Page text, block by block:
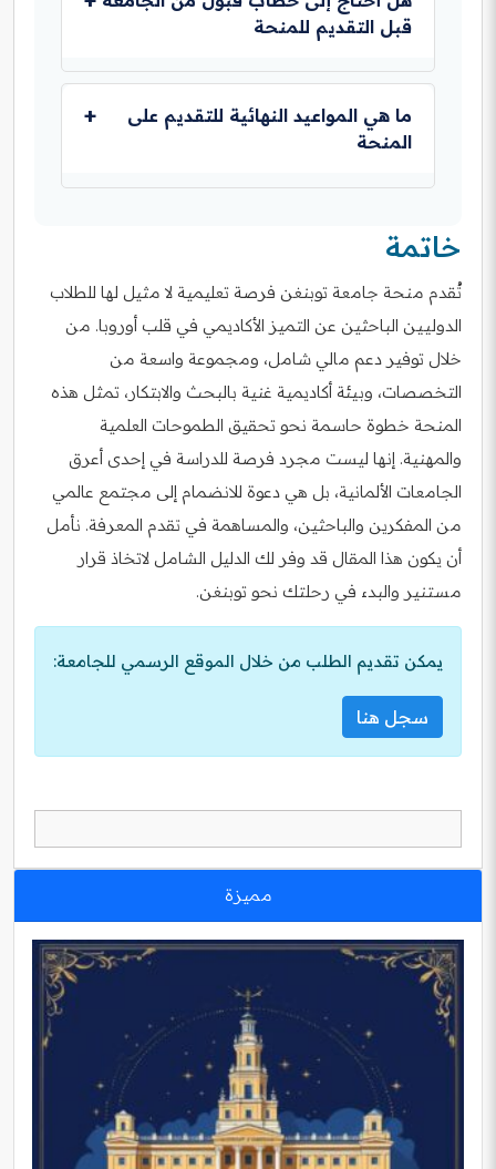
الدراسية. يتضمن ذلك مصروفًا شهريًا للسكن
والنفقات اليومية، وقد يشمل أيضًا التأمين الصحي
وتكاليف السفر.
قبل التقديم للمنحة
في بعض الحالات، قد يكون الحصول على خطاب قبول
من الجامعة شرطًا مسبقًا للتقديم على المنحة. وفي
حالات أخرى، يمكن التقديم على المنحة والجامعة في
المحددة للمنحة التي تتقدم لها.
ما هي المواعيد النهائية للتقديم على
المنحة
مراجعة الموقع الرسمي لجامعة توبنغن أو موقع
المنحة المعنية لمعرفة المواعيد الدقيقة للفصل
الدراسي الذي ترغب في الالتحاق به.
خاتمة
تُقدم منحة جامعة توبنغن فرصة تعليمية لا مثيل لها للطلاب
الدوليين الباحثين عن التميز الأكاديمي في قلب أوروبا. من
خلال توفير دعم مالي شامل، ومجموعة واسعة من
التخصصات، وبيئة أكاديمية غنية بالبحث والابتكار، تمثل هذه
المنحة خطوة حاسمة نحو تحقيق الطموحات العلمية
والمهنية. إنها ليست مجرد فرصة للدراسة في إحدى أعرق
الجامعات الألمانية، بل هي دعوة للانضمام إلى مجتمع عالمي
من المفكرين والباحثين، والمساهمة في تقدم المعرفة. نأمل
أن يكون هذا المقال قد وفر لك الدليل الشامل لاتخاذ قرار
مستنير والبدء في رحلتك نحو توبنغن.
يمكن تقديم الطلب من خلال الموقع الرسمي للجامعة:
سجل هنا
مميزة